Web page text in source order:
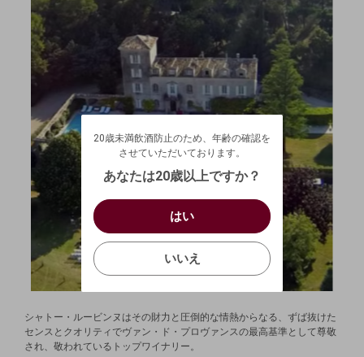
お買い物を続ける カートへ進む
シャトー・ルービンヌはその財力と圧倒的な情熱からなる、ずば抜けた
センスとクオリティでヴァン・ド・プロヴァンスの最高基準として尊敬
され、敬われているトップワイナリー。
20歳未満飲酒防止のため、年齢の確認を
させていただいております。
あなたは20歳以上ですか？
はい
いいえ
20歳未満飲酒防止のため、年齢の確認を
生年月日を入力してください。
西暦
/
確認する
ログアウトします。よろしいですか？
いいえ